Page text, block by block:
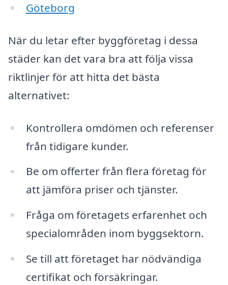
Göteborg
När du letar efter byggföretag i dessa
städer kan det vara bra att följa vissa
riktlinjer för att hitta det bästa
alternativet:
Kontrollera omdömen och referenser
från tidigare kunder.
Be om offerter från flera företag för
att jämföra priser och tjänster.
Fråga om företagets erfarenhet och
specialområden inom byggsektorn.
Se till att företaget har nödvändiga
certifikat och försäkringar.